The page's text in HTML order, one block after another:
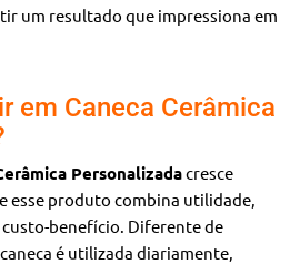
um resultado que impressiona em
em Caneca Cerâmica
Personalizadacresce
esse produto combina utilidade,
benefício. Diferente de
é utilizada diariamente,